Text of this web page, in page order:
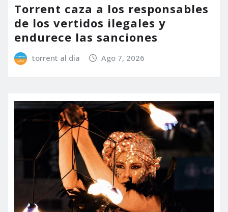
Torrent caza a los responsables
de los vertidos ilegales y
endurece las sanciones
torrent al dia Ago 7, 2026